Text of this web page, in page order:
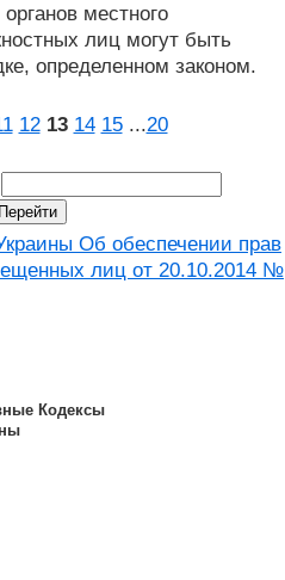
местного
лиц могут быть
определенном законом.
12 13 14 15 ...20
Об обеспечении прав
лиц от 20.10.2014 №
Кодексы